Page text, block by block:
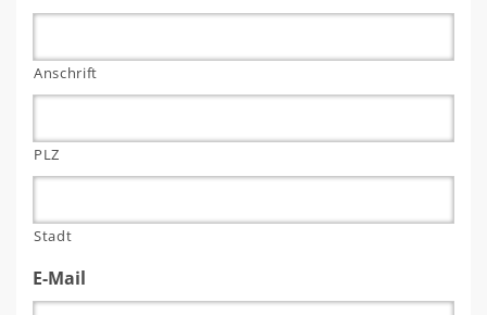
Anschrift
PLZ
Stadt
E-Mail